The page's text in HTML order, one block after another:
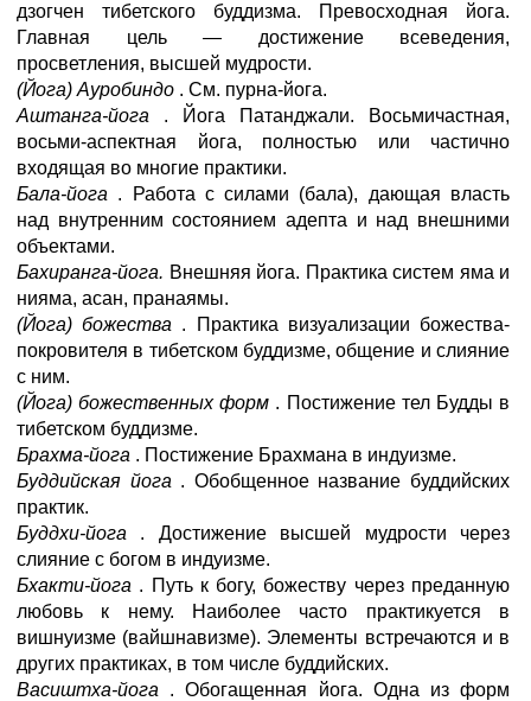
дзогчен тибетского буддизма. Превосходная йога.
Главная цель — достижение всеведения,
просветления, высшей мудрости.
(Йога) Ауробиндо . См. пурна-йога.
Аштанга-йога . Йога Патанджали. Восьмичастная,
восьми-аспектная йога, полностью или частично
входящая во многие практики.
Бала-йога . Работа с силами (бала), дающая власть
над внутренним состоянием адепта и над внешними
объектами.
Бахиранга-йога. Внешняя йога. Практика систем яма и
нияма, асан, пранаямы.
(Йога) божества . Практика визуализации божества-
покровителя в тибетском буддизме, общение и слияние
с ним.
(Йога) божественных форм . Постижение тел Будды в
тибетском буддизме.
Брахма-йога . Постижение Брахмана в индуизме.
Буддийская йога . Обобщенное название буддийских
практик.
Буддхи-йога . Достижение высшей мудрости через
слияние с богом в индуизме.
Бхакти-йога . Путь к богу, божеству через преданную
любовь к нему. Наиболее часто практикуется в
вишнуизме (вайшнавизме). Элементы встречаются и в
других практиках, в том числе буддийских.
Васиштха-йога . Обогащенная йога. Одна из форм